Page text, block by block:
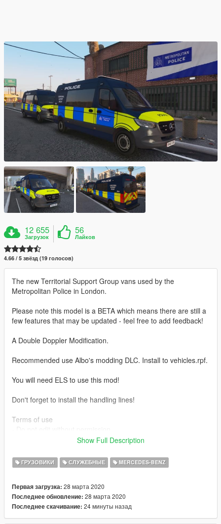
12 655
Загрузок
56
Лайков
4.66 / 5 звёзд (19 голосов)
The new Territorial Support Group vans used by the
Metropolitan Police in London.
Please note this model is a BETA which means there are still a
few features that may be updated - feel free to add feedback!
A Double Doppler Modification.
Recommended use Albo's modding DLC. Install to vehicles.rpf.
You will need ELS to use this mod!
Don't forget to install the handling lines!
Terms of use
- Do not redistribute without permission
Official channel: www.youtube.com/c/doubledoppleryt
Credits:
Model - Turbosquid
Convert - MvM (Luuk, Wander, Mark)
Radio - Reaver
Show Full Description
ГРУЗОВИКИ СЛУЖЕБНЫЕ MERCEDES-BENZ
Первая загрузка: 28 марта 2020
Последнее обновление: 28 марта 2020
Последнее скачивание: 24 минуты назад